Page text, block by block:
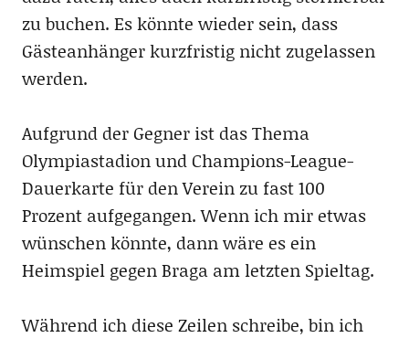
zu buchen. Es könnte wieder sein, dass
Gästeanhänger kurzfristig nicht zugelassen
werden.
Aufgrund der Gegner ist das Thema
Olympiastadion und Champions-League-
Dauerkarte für den Verein zu fast 100
Prozent aufgegangen. Wenn ich mir etwas
wünschen könnte, dann wäre es ein
Heimspiel gegen Braga am letzten Spieltag.
Während ich diese Zeilen schreibe, bin ich